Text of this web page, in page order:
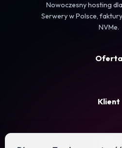
Nowoczesny hosting
Serwery w Polsce,
NVMe.
Oferta
Klient
Firma